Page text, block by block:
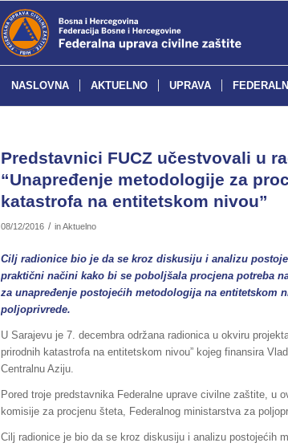
NASLOVNA AKTUELNO UPRAVA
Predstavnici FUCZ učestvovali u
“Unapređenje metodologije za
katastrofa na entitetskom nivou”
08/12/2016 / inAktuelno
Cilj radionice bio je da se kroz diskusiju i analizu
praktični načini kako bi se poboljšala procjena potreba
za unapređenje postojećih metodologija na entitetskom
poljoprivrede.
U Sarajevu je 7. decembra održana radionica u okviru
prirodnih katastrofa na entitetskom nivou” kojeg finansira
Centralnu Aziju.
Pored troje predstavnika Federalne uprave civilne zaštite, u
komisije za procjenu šteta, Federalnog ministarstva za
Cilj radionice je bio da se kroz diskusiju i analizu postojećih